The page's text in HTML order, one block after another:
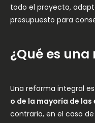
todo el proyecto,
presupuesto para
¿Qué es
Una reforma integral
o de la mayoría de
contrario, en el caso